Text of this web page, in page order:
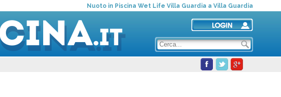
Nuoto in Piscina Wet Life Villa Guardia a Villa Guardia